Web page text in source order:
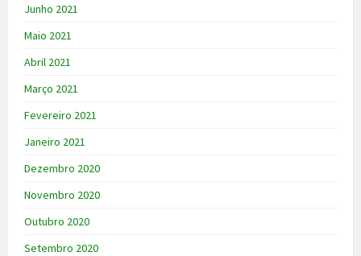
Junho 2021
Maio 2021
Abril 2021
Março 2021
Fevereiro 2021
Janeiro 2021
Dezembro 2020
Novembro 2020
Outubro 2020
Setembro 2020